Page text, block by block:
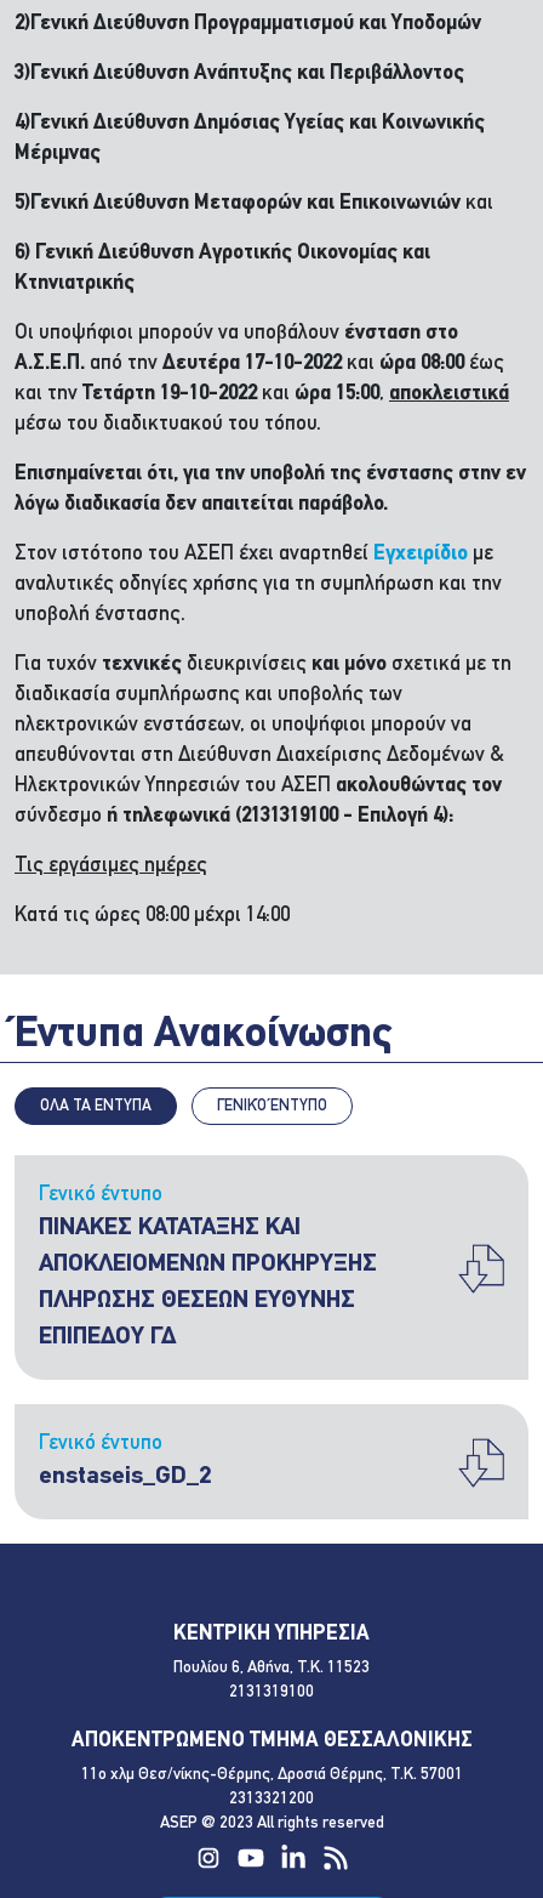
2)Γενική Διεύθυνση Προγραμματισμού και Υποδομών
3)Γενική Διεύθυνση Ανάπτυξης και Περιβάλλοντος
4)Γενική Διεύθυνση Δημόσιας Υγείας και Κοινωνικής
Μέριμνας
5)Γενική Διεύθυνση Μεταφορών και Επικοινωνιών και
6) Γενική Διεύθυνση Αγροτικής Οικονομίας και
Κτηνιατρικής
Οι υποψήφιοι μπορούν να υποβάλουν ένσταση στο
Α.Σ.Ε.Π. από την Δευτέρα 17-10-2022και ώρα 08:00έως
και την Τετάρτη 19-10-2022και ώρα 15:00, αποκλειστικά
μέσω του διαδικτυακού του τόπου.
Επισημαίνεται ότι, για την υποβολή της ένστασης στην εν
λόγω διαδικασία δεν απαιτείται παράβολο.
Στον ιστότοπο του ΑΣΕΠ έχει αναρτηθεί Εγχειρίδιο με
αναλυτικές οδηγίες χρήσης για τη συμπλήρωση και την
υποβολή ένστασης.
Για τυχόν τεχνικές διευκρινίσεις και μόνο σχετικά με τη
διαδικασία συμπλήρωσης και υποβολής των
ηλεκτρονικών ενστάσεων, οι υποψήφιοι μπορούν να
απευθύνονται στη Διεύθυνση Διαχείρισης Δεδομένων &
Ηλεκτρονικών Υπηρεσιών του ΑΣΕΠ ακολουθώντας τον
σύνδεσμο ή τηλεφωνικά (2131319100 - Επιλογή 4):
Τις εργάσιμες ημέρες
Κατά τις ώρες 08:00 μέχρι 14:00
Έντυπα Ανακοίνωσης
ΟΛΑ ΤΑ ΕΝΤΥΠΑ ΓΕΝΙΚΌ ΈΝΤΥΠΟ
Γενικό έντυπο
ΠΙΝΑΚΕΣ ΚΑΤΑΤΑΞΗΣ ΚΑΙ
ΑΠΟΚΛΕΙΟΜΕΝΩΝ ΠΡΟΚΗΡΥΞΗΣ
ΠΛΗΡΩΣΗΣ ΘΕΣΕΩΝ ΕΥΘΥΝΗΣ
ΕΠΙΠΕΔΟΥ ΓΔ
Γενικό έντυπο
enstaseis_GD_2
ΚΕΝΤΡΙΚΗ ΥΠΗΡΕΣΙΑ
Πουλίου 6, Αθήνα, Τ.Κ. 11523
2131319100
ΑΠΟΚΕΝΤΡΩΜΕΝΟ ΤΜΗΜΑ ΘΕΣΣΑΛΟΝΙΚΗΣ
11ο χλμ Θεσ/νίκης-Θέρμης, Δροσιά Θέρμης, Τ.Κ. 57001
2313321200
ASEP @ 2023 All rights reserved